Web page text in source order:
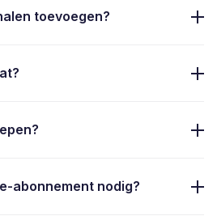
toevoegen?
abonnement nodig?